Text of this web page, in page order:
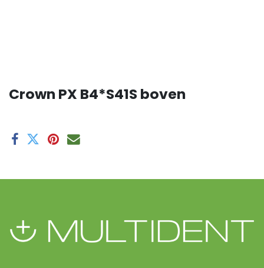
Crown PX B4*S41S boven